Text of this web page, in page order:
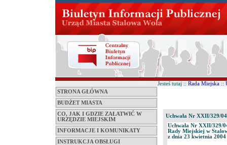
STRONA GŁÓWNA
BUDŻET MIASTA
CO, JAK I GDZIE ZAŁATWIĆ W
URZĘDZIE MIEJSKIM
INFORMACJE I KOMUNIKATY
INSTRUKCJA OBSŁUGI
Jesteś tutaj :: Rada Miejska ::
Uchwała Nr XXII/329/04
Uchwała Nr XXII/329/
Rady Miejskiej w
z dnia 23 kwietnia